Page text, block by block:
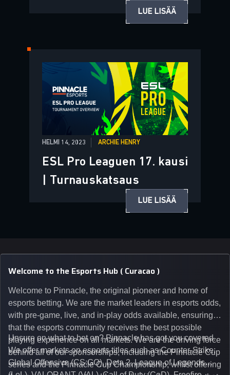
LUE LISÄÄ
HELMI 14, 2023 ARCHIE HENRY
ESL Pro Leaguen 17. kausi
| Turnauskatsaus
LUE LISÄÄ
Welcome to the Esports Hub ( Curacao )
Welcome to Pinnacle, the original pioneer and home of
esports betting. We are the market leaders in esports odds,
with pre-game, live, and in-play odds available, ensuring
that the esports community receives the best possible
playing experience on all markets. We are the driving force
behind all of our sponsorships, including the Pinnacle Cup
series and the Pinnacle Cup Championship, whilst offering
Unsure on what to bet on? Pinnacle has got you covered.
We offer markets on esports titles such as Counter-Strike:
Global Offensive (CS:GO), Dota 2, League of Legends